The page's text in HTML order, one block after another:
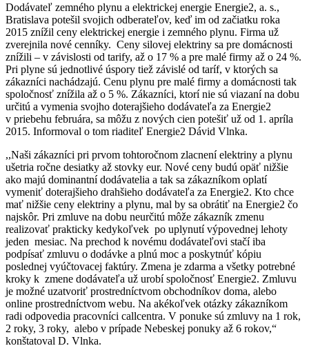
Dodávateľ zemného plynu a elektrickej energie Energie2, a. s.,
Bratislava potešil svojich odberateľov, keď im od začiatku roka
2015 znížil ceny elektrickej energie i zemného plynu. Firma už
zverejnila nové cenníky. Ceny silovej elektriny sa pre domácnosti
znížili – v závislosti od tarify, až o 17 % a pre malé firmy až o 24 %.
Pri plyne sú jednotlivé úspory tiež závislé od taríf, v ktorých sa
zákazníci nachádzajú. Cenu plynu pre malé firmy a domácnosti tak
spoločnosť znížila až o 5 %. Zákazníci, ktorí nie sú viazaní na dobu
určitú a vymenia svojho doterajšieho dodávateľa za Energie2
v priebehu februára, sa môžu z nových cien potešiť už od 1. apríla
2015. Informoval o tom riaditeľ Energie2 Dávid Vlnka.
,,Naši zákazníci pri prvom tohtoročnom zlacnení elektriny a plynu
ušetria ročne desiatky až stovky eur. Nové ceny budú opäť nižšie
ako majú dominantní dodávatelia a tak sa zákazníkom oplatí
vymeniť doterajšieho drahšieho dodávateľa za Energie2. Kto chce
mať nižšie ceny elektriny a plynu, mal by sa obrátiť na Energie2 čo
najskôr. Pri zmluve na dobu neurčitú môže zákazník zmenu
realizovať prakticky kedykoľvek po uplynutí výpovednej lehoty
jeden mesiac. Na prechod k novému dodávateľovi stačí iba
podpísať zmluvu o dodávke a plnú moc a poskytnúť kópiu
poslednej vyúčtovacej faktúry. Zmena je zdarma a všetky potrebné
kroky k zmene dodávateľa už urobí spoločnosť Energie2. Zmluvu
je možné uzatvoriť prostredníctvom obchodníkov doma, alebo
online prostredníctvom webu. Na akékoľvek otázky zákazníkom
radi odpovedia pracovníci callcentra. V ponuke sú zmluvy na 1 rok,
2 roky, 3 roky, alebo v prípade Nebeskej ponuky až 6 rokov,“
konštatoval D. Vlnka.